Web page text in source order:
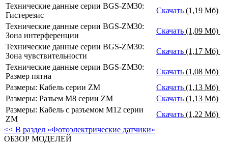
Технические данные серии BGS-ZM30:
Гистерезис
Скачать (1,19 Мб)
Технические данные серии BGS-ZM30:
Зона интерференции
Скачать (1,09 Мб)
Технические данные серии BGS-ZM30:
Зона чувствительности
Скачать (1,17 Мб)
Технические данные серии BGS-ZM30:
Размер пятна
Скачать (1,08 Мб)
Размеры: Кабель серии ZM
Скачать (1,13 Мб)
Размеры: Разъем M8 серии ZM
Скачать (1,13 Мб)
Размеры: Кабель с разъемом М12 серии
ZM
Скачать (1,22 Мб)
<< В раздел «Фотоэлектрические датчики»
ОБЗОР МОДЕЛЕЙ